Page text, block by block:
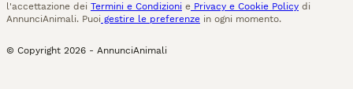
l'accettazione dei Termini e Condizioni e Privacy e Cookie Policy di
AnnunciAnimali. Puoi gestire le preferenze in ogni momento.
© Copyright 2026 - AnnunciAnimali